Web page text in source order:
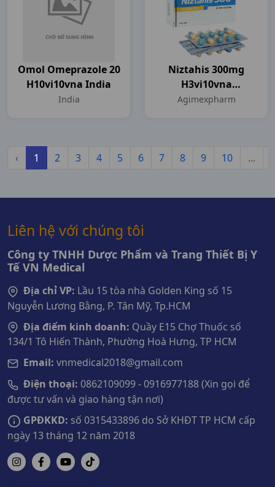
Omol Omeprazole 20
H10vi10vna India
India
Niztahis 300mg
H3vi10vna
Agimexpharm
Agimexpharm
‹ 1 2 3 4 5 6 7 8 9 10 ...
Liên hệ với chúng tôi
Công ty TNHH Dược Phẩm và Trang Thiết Bị Y
Tế VN Medical
Địa chỉ VP: Lầu 15 tòa nhà Golden King số 15
Nguyễn Lương Bằng, P. Tân Mỹ, Tp.HCM
Địa điểm kinh doanh: Quầy E15 Chợ Thuốc số
134/1 Tô Hiến Thành, Phường Hoà Hưng, TP HCM
Email: vnmedical2018@gmail.com
Điện thoại: 0862109099 - 0916977188 (Xin gọi để
được tư vấn và giao hàng tận nơi)
GPĐKKD: số 0315433896 do Sở KHĐT TP HCM cấp
ngày 13 tháng 12 năm 2018